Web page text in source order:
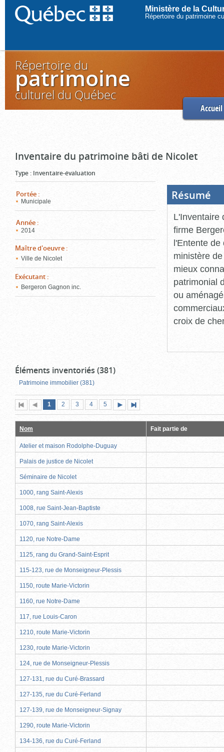
Ministère de la
Répertoire du patrimoine
Répertoire du
patrimoine
culturel du Québec
Accueil
Inventaire du patrimoine bâti de Nicolet
Type : Inventaire-évaluation
Portée :
Municipale
Année :
2014
Maître d'oeuvre :
Ville de Nicolet
Exécutant :
Bergeron Gagnon inc.
Résumé
L'Inventaire
firme
l'Entente de
ministère
mieux
patrimonial
ou
croix de
Éléments inventoriés (381)
Patrimoine immobilier (381)
Première
page
Page
précédente
Page
1 (page
actuelle)
Page
2 Page
3 Page
4 Page
5
suivante
page
Nom Fait partie de
Atelier et maison Rodolphe-Duguay
Palais de justice de Nicolet
Séminaire de Nicolet
1000, rang Saint-Alexis
1008, rue Saint-Jean-Baptiste
1070, rang Saint-Alexis
1120, rue Notre-Dame
1125, rang du Grand-Saint-Esprit
115-123, rue de Monseigneur-Plessis
1150, route Marie-Victorin
1160, rue Notre-Dame
117, rue Louis-Caron
1210, route Marie-Victorin
1230, route Marie-Victorin
124, rue de Monseigneur-Plessis
127-131, rue du Curé-Brassard
127-135, rue du Curé-Ferland
127-139, rue de Monseigneur-Signay
1290, route Marie-Victorin
134-136, rue du Curé-Ferland